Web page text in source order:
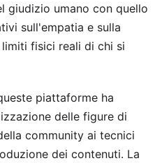
giudizio umano con quello
sull'empatia e sulla
fisici reali di chi si
piattaforme ha
delle figure di
community ai tecnici
dei contenuti. La